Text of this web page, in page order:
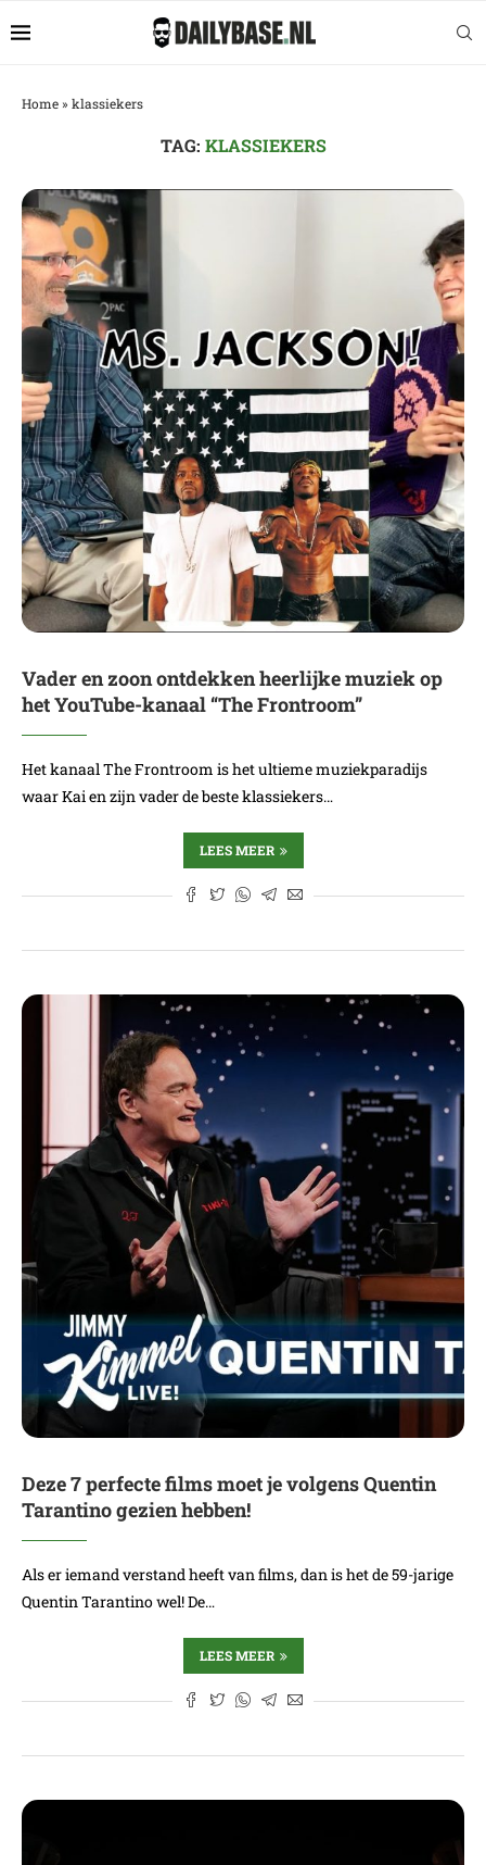
Home» klassiekers
TAG: KLASSIEKERS
Vader en zoon ontdekken heerlijke muziek op
het YouTube-kanaal “The Frontroom”
Het kanaal The Frontroom is het ultieme muziekparadijs
waar Kai en zijn vader de beste klassiekers…
LEES MEER
Deze 7 perfecte films moet je volgens Quentin
Tarantino gezien hebben!
Als er iemand verstand heeft van films, dan is het de 59-jarige
Quentin Tarantino wel! De…
LEES MEER